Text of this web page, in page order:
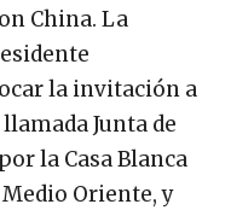
China. La
la invitación a
Junta de
la Casa Blanca
Oriente, y